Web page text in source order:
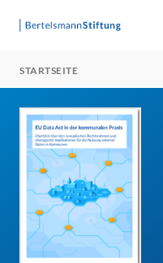
STARTSEITE